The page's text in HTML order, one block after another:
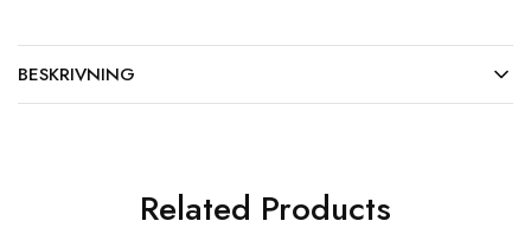
BESKRIVNING
Related Products